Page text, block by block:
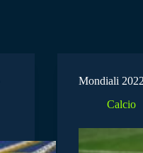
Mondiali
Calcio